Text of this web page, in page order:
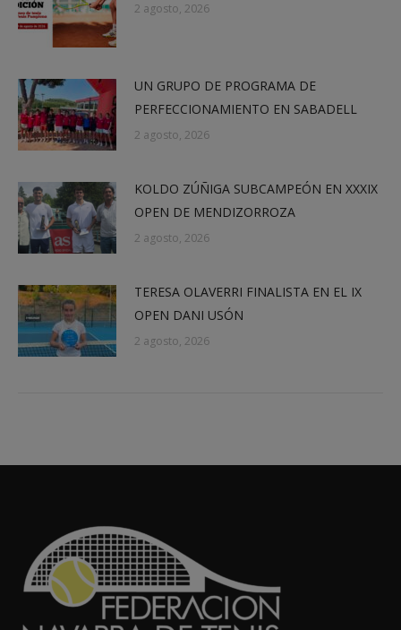
2 agosto, 2026
UN GRUPO DE PROGRAMA DE
PERFECCIONAMIENTO EN SABADELL
2 agosto, 2026
KOLDO ZÚÑIGA SUBCAMPEÓN EN XXXIX
OPEN DE MENDIZORROZA
2 agosto, 2026
TERESA OLAVERRI FINALISTA EN EL IX
OPEN DANI USÓN
2 agosto, 2026